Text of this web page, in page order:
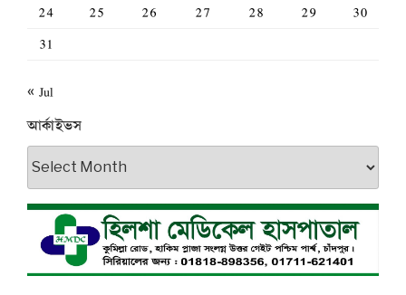
24
25 26 27 28 29
30
31
« Jul
আর্কাইভস
আর্কাইভস